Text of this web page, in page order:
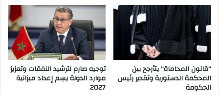
“قانون المحاماة” يتأرجح بين
المحكمة الدستورية وتقدير رئيس
الحكومة
توجيه صارم لترشيد النفقات وتعزيز
موارد الدولة يسِم إعداد ميزانية
2027